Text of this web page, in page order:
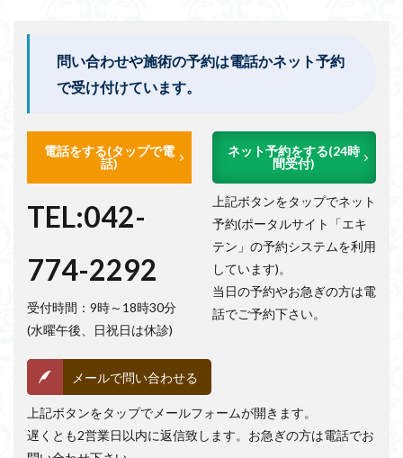
問い合わせや施術の予約は電話かネット予約
で受け付けています。
電話をする(タップで電
話)
TEL:042-
774-2292
受付時間：9時～18時30分
(水曜午後、日祝日は休診)
ネット予約をする(24時
間受付)
上記ボタンをタップでネット
予約(ポータルサイト「エキ
テン」の予約システムを利用
しています)。
当日の予約やお急ぎの方は電
話でご予約下さい。
メールで問い合わせる
上記ボタンをタップでメールフォームが開きます。
遅くとも2営業日以内に返信致します。お急ぎの方は電話でお